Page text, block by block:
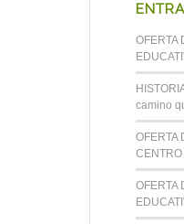
OFERTA
camino
OFERTA
OFERTA